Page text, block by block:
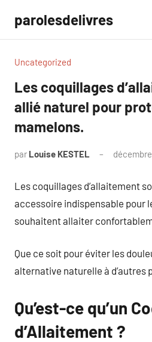
contenu
parolesdelivres
Uncategorized
Les coquillages
allié naturel pour
mamelons.
par Louise KESTEL
Les coquillages d’allaitement
accessoire indispensable pour
souhaitent allaiter
Que ce soit pour éviter les
alternative naturelle à d’autres
Qu’est-ce qu’un
d’Allaitement ?